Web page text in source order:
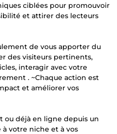
ciblées pour promouvoir
et attirer des lecteurs
de vous apporter du
des visiteurs pertinents,
interagir avec votre
. ~Chaque action est
et améliorer vos
ou déjà en ligne depuis un
votre niche et à vos